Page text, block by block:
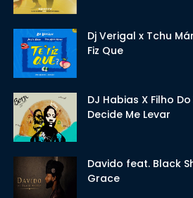
Dj Verigal x Tchu
Fiz Que
DJ Habias X Filho
Decide Me Levar
Davido feat. Black
Grace